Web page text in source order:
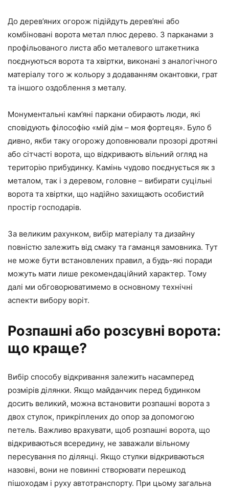
До дерев’яних огорож підійдуть дерев’яні або
комбіновані ворота метал плюс дерево. З парканами з
профільованого листа або металевого штакетника
поєднуються ворота та хвіртки, виконані з аналогічного
матеріалу того ж кольору з додаванням окантовки, грат
та іншого оздоблення з металу.
Монументальні кам’яні паркани обирають люди, які
сповідують філософію «мій дім – моя фортеця». Було б
дивно, якби таку огорожу доповнювали прозорі дротяні
або сітчасті ворота, що відкривають вільний огляд на
територію прибудинку. Камінь чудово поєднується як з
металом, так і з деревом, головне – вибирати суцільні
ворота та хвіртки, що надійно захищають особистий
простір господарів.
За великим рахунком, вибір матеріалу та дизайну
повністю залежить від смаку та гаманця замовника. Тут
не може бути встановлених правил, а будь-які поради
можуть мати лише рекомендаційний характер. Тому
далі ми обговорюватимемо в основному технічні
аспекти вибору воріт.
Розпашні або розсувні ворота:
що краще?
Вибір способу відкривання залежить насамперед
розмірів ділянки. Якщо майданчик перед будинком
досить великий, можна встановити розпашні ворота з
двох стулок, прикріплених до опор за допомогою
петель. Важливо врахувати, щоб розпашні ворота, що
відкриваються всередину, не заважали вільному
пересування по ділянці. Якщо стулки відкриваються
назовні, вони не повинні створювати перешкод
пішоходам і руху автотранспорту. При цьому загальна